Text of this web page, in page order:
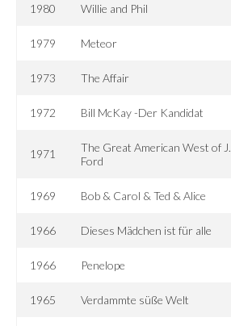
1980 Willie and Phil
1979 Meteor
1973 The Affair
1972 Bill McKay -Der Kandidat
1971
The Great American West of J.
Ford
1969 Bob & Carol & Ted & Alice
1966 Dieses Mädchen ist für alle
1966 Penelope
1965 Verdammte süße Welt